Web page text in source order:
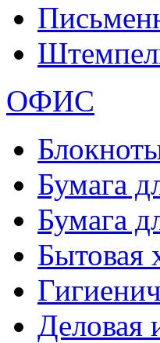
ОФИС
Бумага
Бумага
Бытовая
Деловая